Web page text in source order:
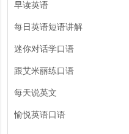
早读英语
每日英语短语讲解
迷你对话学口语
跟艾米丽练口语
每天说英文
愉悦英语口语